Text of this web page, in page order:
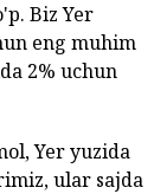
Biz Yer
eng muhim
2% uchun
Yer yuzida
ular sajda